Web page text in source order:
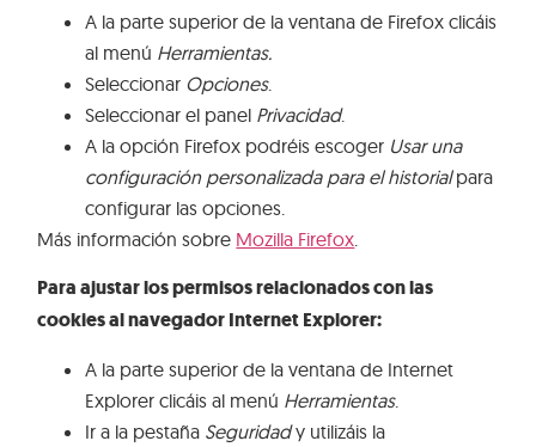
A la parte superior de la ventana de Firefox clicáis
al menú Herramientas.
Seleccionar Opciones.
Seleccionar el panel Privacidad.
A la opción Firefox podréis escoger Usar una
configuración personalizada para el historialpara
configurar las opciones.
Más información sobre Mozilla Firefox
Para ajustar los permisos relacionados con las
cookies al navegador Internet Explorer:
A la parte superior de la ventana de Internet
Explorer clicáis al menú Herramientas.
Ir a la pestaña Seguridady utilizáis la